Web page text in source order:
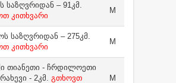
– 91კმ.
კითხვარი
M
საზღვრიდან – 275კმ.
კითხვარი
M
თიანეთი - ჩრდილოეთი
- 2კმ. გთხოვთ
M